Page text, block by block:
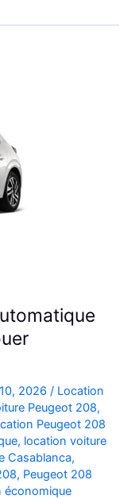
2026 / Location
Peugeot 208,
Peugeot 208
, location voiture
Casablanca,
, Peugeot 208
économique